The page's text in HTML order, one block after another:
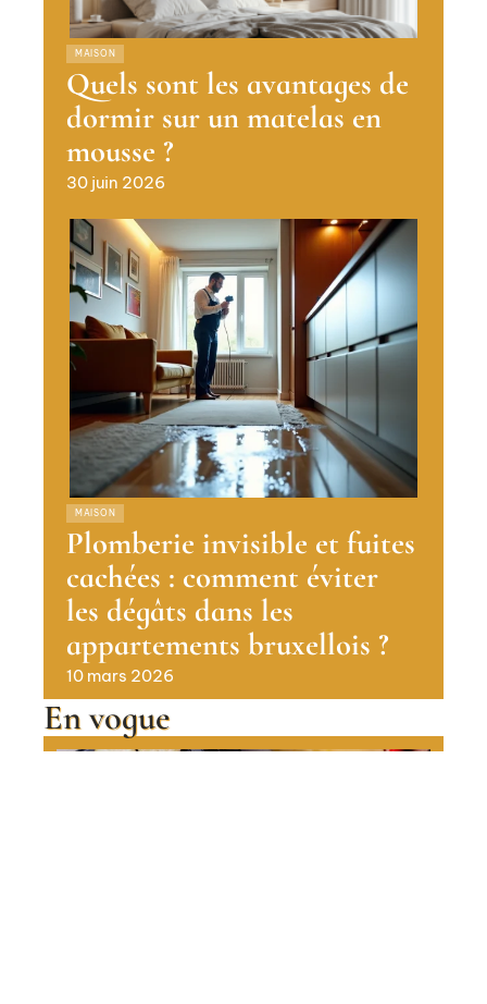
MAISON
Quels sont les avantages de
dormir sur un matelas en
mousse ?
30 juin 2026
MAISON
Plomberie invisible et fuites
cachées : comment éviter
les dégâts dans les
appartements bruxellois ?
10 mars 2026
En vogue